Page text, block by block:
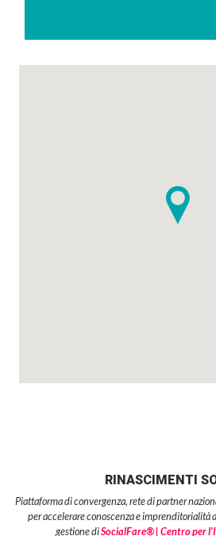
RINASCIMENTI
Piattaforma di convergenza, rete di partner
per accelerare conoscenza e imprenditorialità
gestione diSocialFare® | Centro per